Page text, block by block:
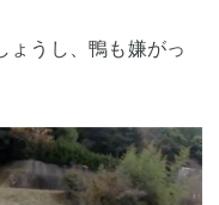
ょうし、鴨も嫌がっ